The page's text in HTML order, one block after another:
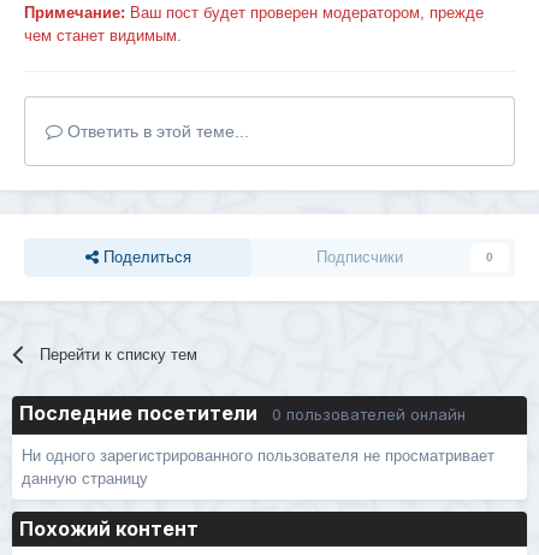
Примечание: Ваш пост будет проверен модератором, прежде
чем станет видимым.
Ответить в этой теме...
Поделиться Подписчики 0
Перейти к списку тем
Последние посетители 0 пользователей онлайн
Ни одного зарегистрированного пользователя не просматривает
данную страницу
Похожий контент